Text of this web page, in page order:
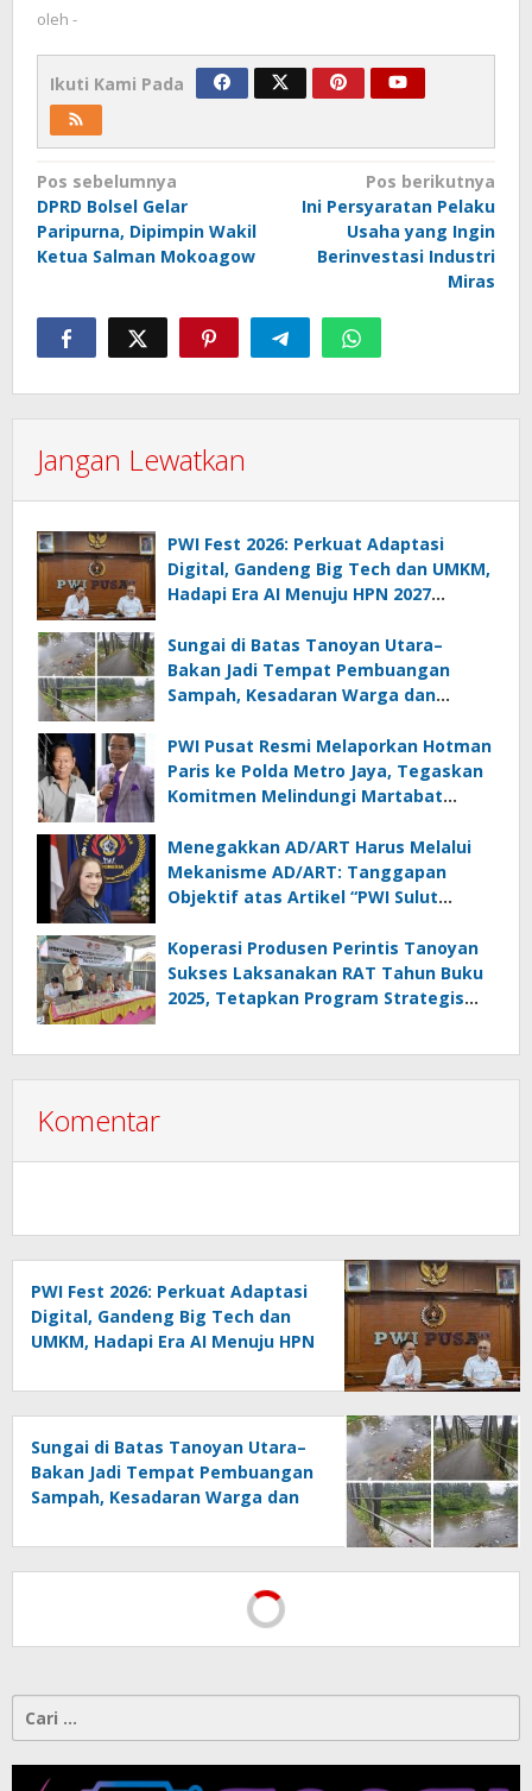
oleh -
Ikuti Kami Pada
Navigasi
pos
Pos sebelumnya
DPRD Bolsel Gelar
Paripurna, Dipimpin Wakil
Ketua Salman Mokoagow
Pos berikutnya
Ini Persyaratan Pelaku
Usaha yang Ingin
Berinvestasi Industri
Miras
Jangan Lewatkan
PWI Fest 2026: Perkuat Adaptasi
Digital, Gandeng Big Tech dan UMKM,
Hadapi Era AI Menuju HPN 2027
Sungai di Batas Tanoyan Utara–
Bakan Jadi Tempat Pembuangan
Sampah, Kesadaran Warga dan
PWI Pusat Resmi Melaporkan Hotman
Paris ke Polda Metro Jaya, Tegaskan
Komitmen Melindungi Martabat
Menegakkan AD/ART Harus Melalui
Mekanisme AD/ART: Tanggapan
Objektif atas Artikel “PWI Sulut
Melanggar Aturan”
Koperasi Produsen Perintis Tanoyan
Sukses Laksanakan RAT Tahun Buku
2025, Tetapkan Program Strategis
Komentar
PWI Fest 2026: Perkuat Adaptasi
Digital, Gandeng Big Tech dan
UMKM, Hadapi Era AI Menuju HPN
Sungai di Batas Tanoyan Utara–
Bakan Jadi Tempat Pembuangan
Sampah, Kesadaran Warga dan
Dipertanyakan
Cari